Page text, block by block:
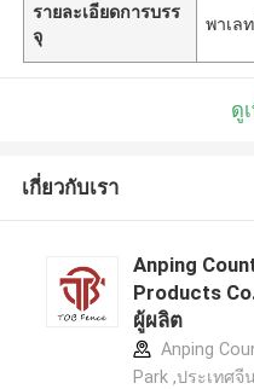
รายละเอียดการบรร
จุ
พาเล
ดู
เกี่ยวกับเรา
Anping
Products
ผู้ผลิต
Anping
Park ,ประเทศจี